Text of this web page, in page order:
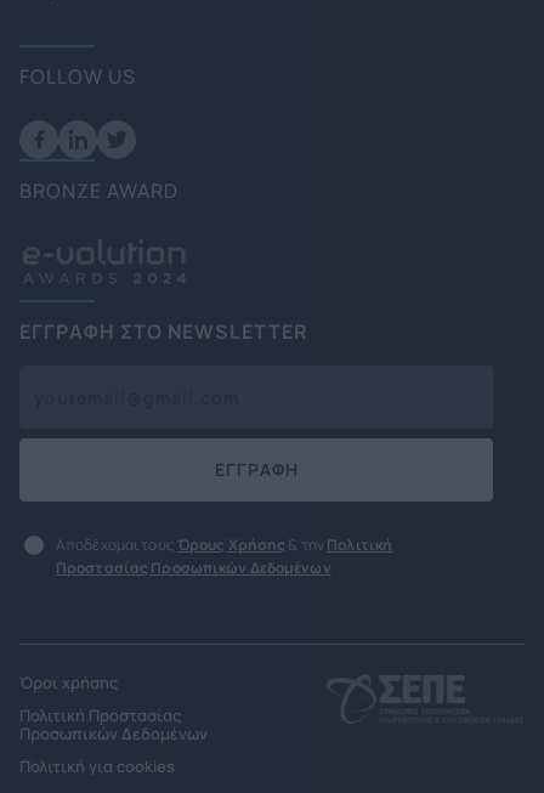
FOLLOW US
BRONZE AWARD
ΕΓΓΡΑΦΗ ΣΤΟ NEWSLETTER
ΕΓΓΡΑΦΗ
Αποδέχομαι τους Όρους Χρήσης & την Πολιτική
Προστασίας Προσωπικών Δεδομένων
Όροι χρήσης
Πολιτική Προστασίας
Προσωπικών Δεδομένων
Πολιτική για cookies